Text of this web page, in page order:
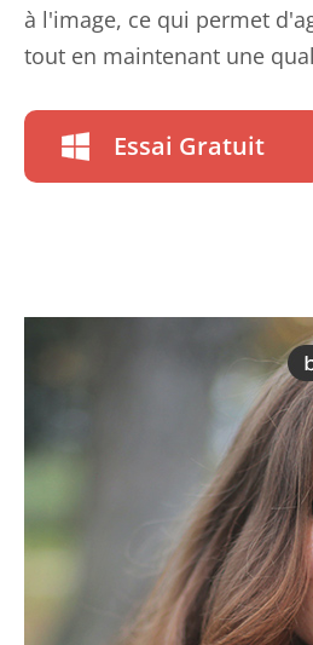
à l'image, ce qui permet
tout en maintenant une
Essai Gratuit